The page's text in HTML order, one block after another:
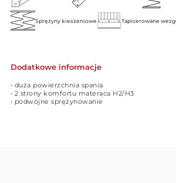
Sprężyny kieszeniowe Tapicerowane
Dodatkowe informacje
• duża powierzchnia spania
• 2 strony komfortu materaca H2/H3
• podwójne sprężynowanie